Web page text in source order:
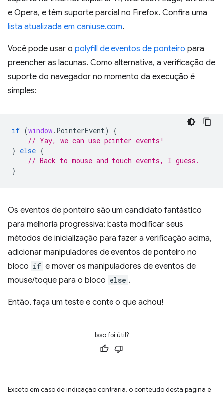
e Opera, e têm suporte parcial no Firefox. Confira uma
lista atualizada em caniuse.com.
Você pode usar o polyfill de eventos de ponteiro para
preencher as lacunas. Como alternativa, a verificação de
suporte do navegador no momento da execução é
simples:
if (window. PointerEvent)
{
// Yay, we can use pointer events!
} else {
// Back to mouse and touch events, I guess.
}
Os eventos de ponteiro são um candidato fantástico
para melhoria progressiva: basta modificar seus
métodos de inicialização para fazer a verificação acima,
adicionar manipuladores de eventos de ponteiro no
bloco if e mover os manipuladores de eventos de
mouse/toque para o bloco else .
Então, faça um teste e conte o que achou!
Isso foi útil?
Exceto em caso de indicação contrária, o conteúdo desta página é